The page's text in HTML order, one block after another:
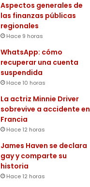
Aspectos generales de
las finanzas públicas
regionales
Hace 9 horas
WhatsApp: cómo
recuperar una cuenta
suspendida
Hace 10 horas
La actriz Minnie Driver
sobrevive a accidente en
Francia
Hace 12 horas
James Haven se declara
gay y comparte su
historia
Hace 12 horas